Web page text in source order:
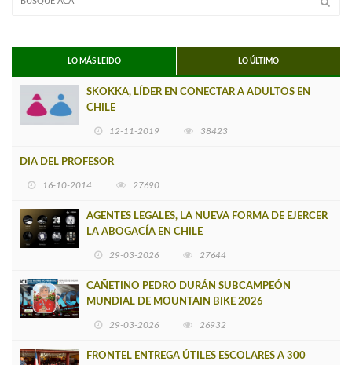
LO MÁS LEIDO LO ÚLTIMO
SKOKKA, LÍDER EN CONECTAR A ADULTOS EN
CHILE
12-11-2019 38423
DIA DEL PROFESOR
16-10-2014 27690
AGENTES LEGALES, LA NUEVA FORMA DE EJERCER
LA ABOGACÍA EN CHILE
29-03-2026 27644
CAÑETINO PEDRO DURÁN SUBCAMPEÓN
MUNDIAL DE MOUNTAIN BIKE 2026
29-03-2026 26932
FRONTEL ENTREGA ÚTILES ESCOLARES A 300